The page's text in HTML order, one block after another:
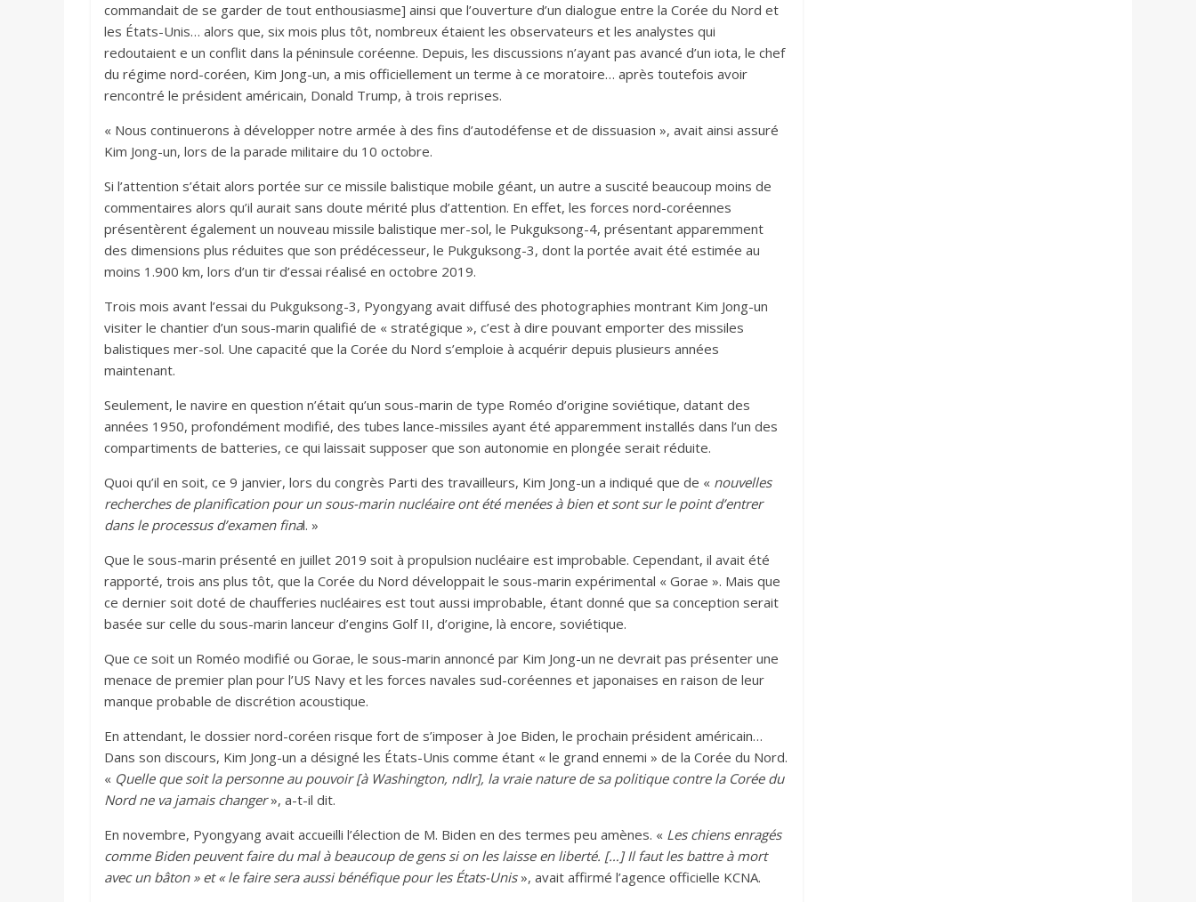
commandait de se garder de tout enthousiasme] ainsi que l’ouverture d’un dialogue entre la Corée du Nord et
les États-Unis… alors que, six mois plus tôt, nombreux étaient les observateurs et les analystes qui
redoutaient e un conflit dans la péninsule coréenne. Depuis, les discussions n’ayant pas avancé d’un iota, le chef
du régime nord-coréen, Kim Jong-un, a mis officiellement un terme à ce moratoire… après toutefois avoir
rencontré le président américain, Donald Trump, à trois reprises.
« Nous continuerons à développer notre armée à des fins d’autodéfense et de dissuasion », avait ainsi assuré
Kim Jong-un, lors de la parade militaire du 10 octobre.
Si l’attention s’était alors portée sur ce missile balistique mobile géant, un autre a suscité beaucoup moins de
commentaires alors qu’il aurait sans doute mérité plus d’attention. En effet, les forces nord-coréennes
présentèrent également un nouveau missile balistique mer-sol, le Pukguksong-4, présentant apparemment
des dimensions plus réduites que son prédécesseur, le Pukguksong-3, dont la portée avait été estimée au
moins 1.900 km, lors d’un tir d’essai réalisé en octobre 2019.
Trois mois avant l’essai du Pukguksong-3, Pyongyang avait diffusé des photographies montrant Kim Jong-un
visiter le chantier d’un sous-marin qualifié de « stratégique », c’est à dire pouvant emporter des missiles
balistiques mer-sol. Une capacité que la Corée du Nord s’emploie à acquérir depuis plusieurs années
maintenant.
Seulement, le navire en question n’était qu’un sous-marin de type Roméo d’origine soviétique, datant des
années 1950, profondément modifié, des tubes lance-missiles ayant été apparemment installés dans l’un des
compartiments de batteries, ce qui laissait supposer que son autonomie en plongée serait réduite.
Quoi qu’il en soit, ce 9 janvier, lors du congrès Parti des travailleurs, Kim Jong-un a indiqué que de « nouvelles
recherches de planification pour un sous-marin nucléaire ont été menées à bien et sont sur le point d’entrer
dans le processus d’examen final. »
Que le sous-marin présenté en juillet 2019 soit à propulsion nucléaire est improbable. Cependant, il avait été
rapporté, trois ans plus tôt, que la Corée du Nord développait le sous-marin expérimental « Gorae ». Mais que
ce dernier soit doté de chaufferies nucléaires est tout aussi improbable, étant donné que sa conception serait
basée sur celle du sous-marin lanceur d’engins Golf II, d’origine, là encore, soviétique.
Que ce soit un Roméo modifié ou Gorae, le sous-marin annoncé par Kim Jong-un ne devrait pas présenter une
menace de premier plan pour l’US Navy et les forces navales sud-coréennes et japonaises en raison de leur
manque probable de discrétion acoustique.
En attendant, le dossier nord-coréen risque fort de s’imposer à Joe Biden, le prochain président américain…
Dans son discours, Kim Jong-un a désigné les États-Unis comme étant « le grand ennemi » de la Corée du Nord.
« Quelle que soit la personne au pouvoir [à Washington, ndlr], la vraie nature de sa politique contre la Corée du
Nord ne va jamais changer», a-t-il dit.
En novembre, Pyongyang avait accueilli l’élection de M. Biden en des termes peu amènes. « Les chiens enragés
comme Biden peuvent faire du mal à beaucoup de gens si on les laisse en liberté. […] Il faut les battre à mort
avec un bâton » et « le faire sera aussi bénéfique pour les États-Unis», avait affirmé l’agence officielle KCNA.